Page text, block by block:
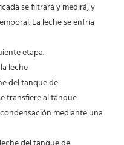
La leche se enfría
etapa.
leche
transfiere al tanque
mediante una